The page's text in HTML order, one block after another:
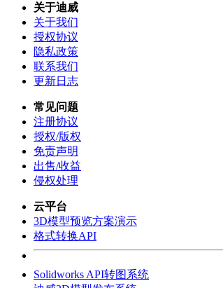
关于迪威
关于我们
授权协议
隐私政策
联系我们
更新日志
常见问题
注册协议
授权/版权
免责声明
出售/收益
侵权处理
云平台
3D模型预览方案演示
格式转换API
Solidworks API转图系统